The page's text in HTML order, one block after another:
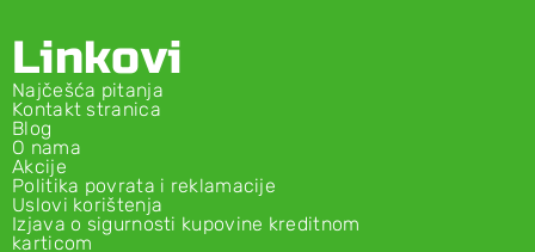
Linkovi
Najčešća pitanja
Kontakt stranica
Blog
O nama
Akcije
Politika povrata i reklamacije
Uslovi korištenja
Izjava o sigurnosti kupovine kreditnom
karticom